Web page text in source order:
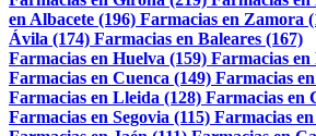
en Albacete (196) Farmacias en Zamora
Ávila (174) Farmacias en Baleares (167)
Farmacias en Huelva (159) Farmacias
Farmacias en Cuenca (149) Farmacias
Farmacias en Lleida (128) Farmacias en
Farmacias en Segovia (115) Farmacias